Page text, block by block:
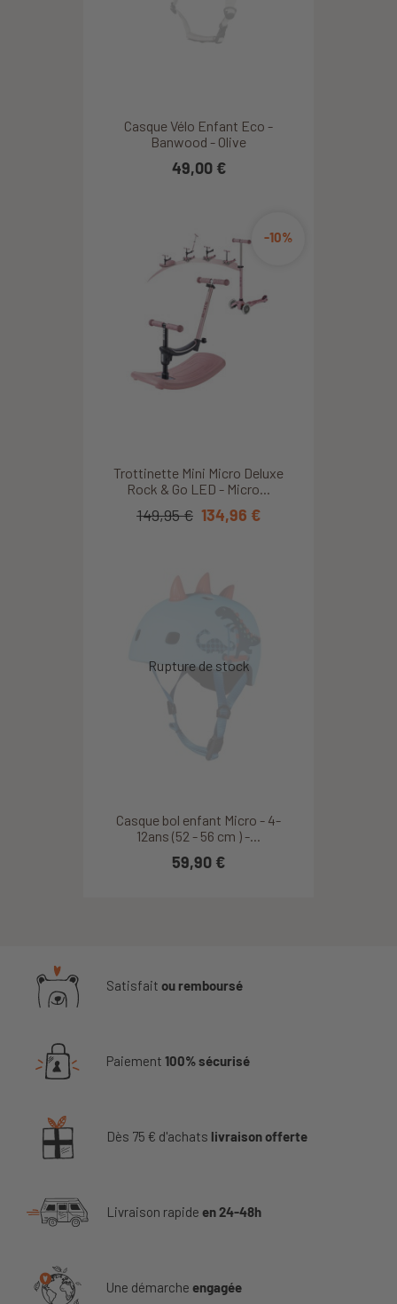
Casque Vélo Enfant Eco -
Banwood - Olive
49,00 €
Trottinette Mini Micro Deluxe
Rock & Go LED - Micro...
-10%
149,95 € 134,96 €
Casque bol enfant Micro - 4-
12ans (52 - 56 cm ) -...
59,90 €
Satisfait ou remboursé
Paiement 100% sécurisé
Dès 75 € d'achats livraison offerte
Livraison rapide en 24-48h
Une démarche engagée